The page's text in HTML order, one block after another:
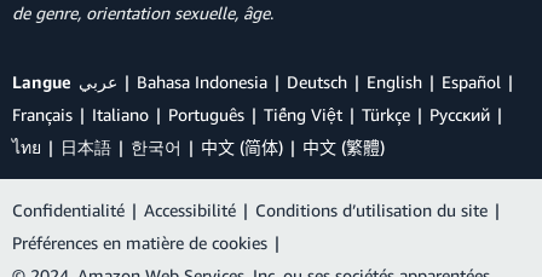
de genre, orientation sexuelle, âge.
Langue عربي Bahasa Indonesia Deutsch English
Español
Français
Italiano Português Tiếng Việt Türkçe
Ρусский
ไทย
日本語 한국어 中文 (简体) 中文 (繁體)
Confidentialité | Accessibilité | Conditions d’utilisation du site |
Préférences en matière de cookies |